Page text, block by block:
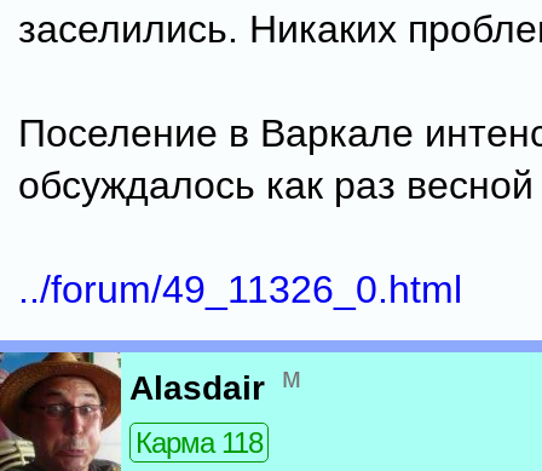
заселились. Никаких
Поселение в Варкале
обсуждалось как раз весной
../forum/49_11326_0.html
Alasdair м
Карма 118